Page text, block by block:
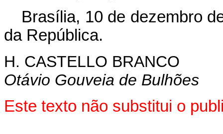
Brasília, 10 de dezembro
da República.
H. CASTELLO BRANCO
Otávio Gouveia de Bulhões
Este texto não substitui o